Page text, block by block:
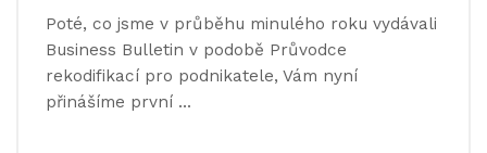
Poté, co jsme v průběhu minulého roku vydávali
Business Bulletin v podobě Průvodce
rekodifikací pro podnikatele, Vám nyní
přinášíme první …